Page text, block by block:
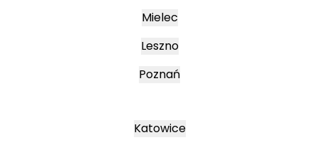
Mielec
Leszno
Poznań
Katowice